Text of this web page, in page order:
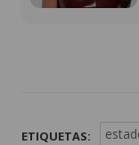
ETIQUETAS: